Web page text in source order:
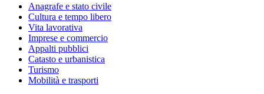
Anagrafe e stato civile
Cultura e tempo libero
Vita lavorativa
Imprese e commercio
Appalti pubblici
Catasto e urbanistica
Turismo
Mobilità e trasporti